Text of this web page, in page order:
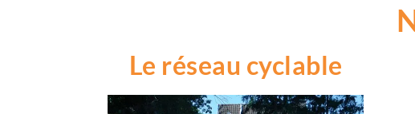
Le réseau cyclable